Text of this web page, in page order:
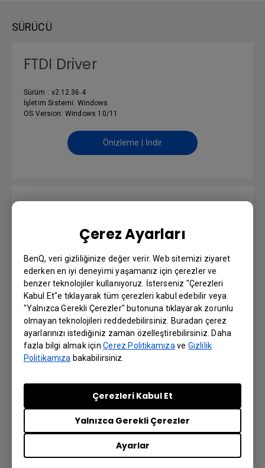
Çerez Ayarları
BenQ, veri gizliliğinize değer verir. Web sitemizi ziyaret
ederken en iyi deneyimi yaşamanız için çerezler ve
benzer teknolojiler kullanıyoruz. İsterseniz "Çerezleri
Kabul Et"e tıklayarak tüm çerezleri kabul edebilir veya
"Yalnızca Gerekli Çerezler" butonuna tıklayarak zorunlu
olmayan teknolojileri reddedebilirsiniz. Buradan çerez
ayarlarınızı istediğiniz zaman özelleştirebilirsiniz. Daha
fazla bilgi almak içinÇerez Politikamıza veGizlilik
Politikamıza bakabilirsiniz.
Ayarlar
Yalnızca Gerekli Çerezler
Çerezleri Kabul Et
SÜRÜCÜ
FTDI Driver
Sürüm : v2.12.36.4
İşletim Sistemi: Windows
OS Version: Windows 10/11
Önizleme | İndir
WHQL Driver
Önizleme | İndir
Card Reader Driver
Önizleme | İndir